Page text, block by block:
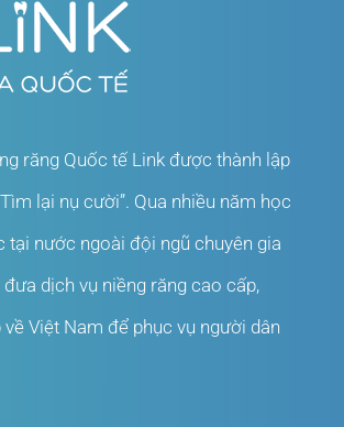
răng Quốc tế Link được thành lập
lại nụ cười”. Qua nhiều năm học
tại nước ngoài đội ngũ chuyên gia
dịch vụ niềng răng cao cấp,
Việt Nam để phục vụ người dân